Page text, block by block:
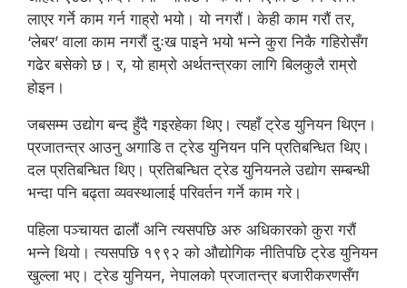
लाएर गर्ने काम गर्न गाह्रो भयो। यो नगरौं। केही काम गरौं तर,
‘लेबर’ वाला काम नगरौं दुःख पाइने भयो भन्ने कुरा निकै गहिरोसँग
गढेर बसेको छ। र, यो हाम्रो अर्थतन्त्रका लागि बिलकुलै राम्रो
होइन।
जबसम्म उद्योग बन्द हुँदै गइरहेका थिए। त्यहाँ ट्रेड युनियन थिएन।
प्रजातन्त्र आउनु अगाडि त ट्रेड युनियन पनि प्रतिबन्धित थिए।
दल प्रतिबन्धित थिए। प्रतिबन्धित ट्रेड युनियनले उद्योग सम्बन्धी
भन्दा पनि बढ्ता व्यवस्थालाई परिवर्तन गर्ने काम गरे।
पहिला पञ्चायत ढालौं अनि त्यसपछि अरु अधिकारको कुरा गरौं
भन्ने थियो। त्यसपछि १९९२ को औद्योगिक नीतिपछि ट्रेड युनियन
खुल्ला भए। ट्रेड युनियन, नेपालको प्रजातन्त्र बजारीकरणसँग